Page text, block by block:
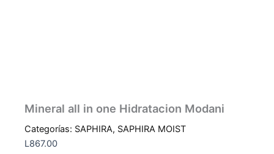
Mineral all in one Hidratacion Modani
Categorías: SAPHIRA, SAPHIRA MOIST
L867.00